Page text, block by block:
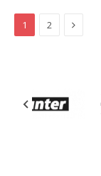
1 2 Next